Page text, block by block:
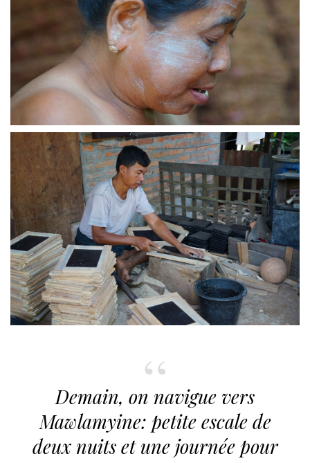
Demain, on navigue vers
Mawlamyine: petite escale de
deux nuits et une journée pour